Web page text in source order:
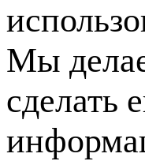
Мы
сделать